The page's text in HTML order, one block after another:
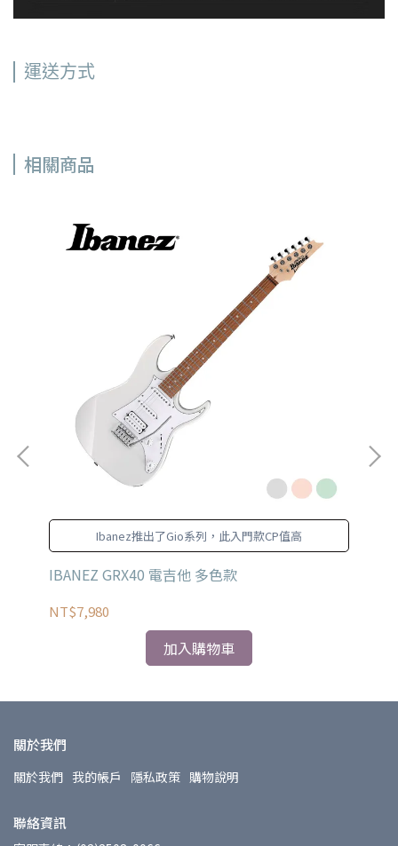
運送方式
相關商品
Ibanez推出了Gio系列，此入門款CP值高
IBANEZ GRX40 電吉他 多色款
NT$7,980
加入購物車
關於我們
關於我們 我的帳戶 隱私政策 購物說明
聯絡資訊